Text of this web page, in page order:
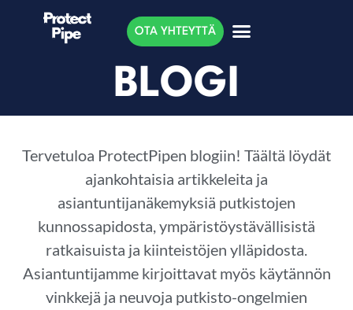
OTA YHTEYTTÄ
BLOGI
Tervetuloa ProtectPipen blogiin! Täältä löydät
ajankohtaisia artikkeleita ja
asiantuntijanäkemyksiä putkistojen
kunnossapidosta, ympäristöystävällisistä
ratkaisuista ja kiinteistöjen ylläpidosta.
Asiantuntijamme kirjoittavat myös käytännön
vinkkejä ja neuvoja putkisto-ongelmien